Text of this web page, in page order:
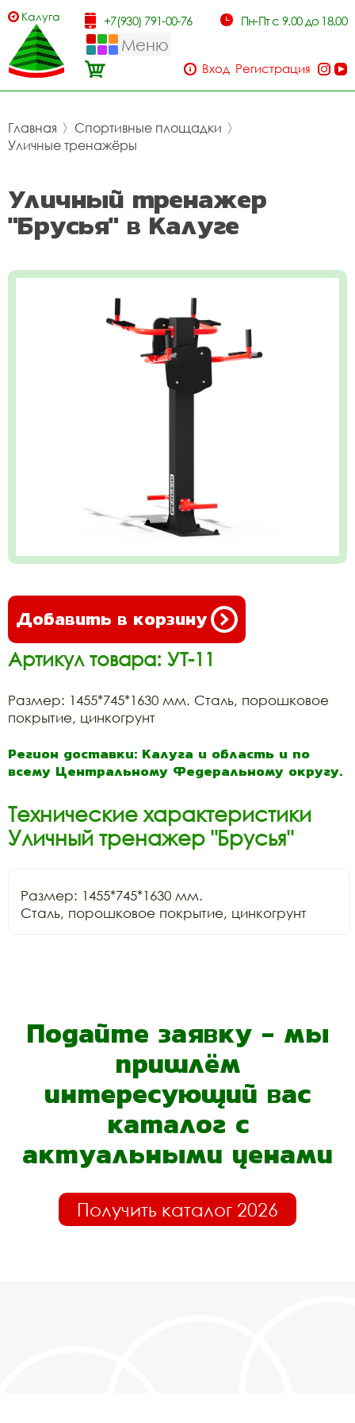
Калуга +7(930) 791-00-76 Пн-Пт с 9.00 до 18.00
Меню
Вход Регистрация
Главная 〉 Спортивные площадки 〉
Уличные тренажёры
Уличный тренажер
"Брусья" в Калуге
Добавить в корзину
Артикул товара: УТ-11
Размер: 1455*745*1630 мм. Сталь, порошковое
покрытие, цинкогрунт
Регион доставки: Калуга и область и по
всему Центральному Федеральному округу.
Технические характеристики
Уличный тренажер "Брусья"
Размер: 1455*745*1630 мм.
Сталь, порошковое покрытие, цинкогрунт
Подайте заявку - мы
пришлём
интересующий вас
каталог с
актуальными ценами
Получить каталог 2026